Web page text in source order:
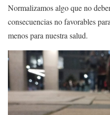
Normalizamos algo que no
consecuencias no favorables
menos para nuestra salud.